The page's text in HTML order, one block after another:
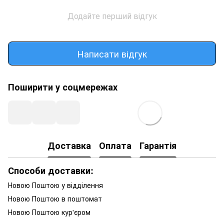
Додайте перший відгук
Написати відгук
Поширити у соцмережах
Доставка Оплата
Гарантія
Способи доставки:
Новою Поштою у відділення
Новою Поштою в поштомат
Новою Поштою кур'єром